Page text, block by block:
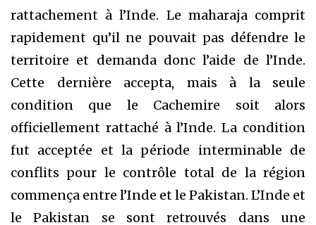
rattachement à l’Inde. Le maharaja comprit
rapidement qu’il ne pouvait pas défendre le
territoire et demanda donc l’aide de l’Inde.
Cette dernière accepta, mais à la seule
condition que le Cachemire soit alors
officiellement rattaché à l’Inde. La condition
fut acceptée et la période interminable de
conflits pour le contrôle total de la région
commença entre l’Inde et le Pakistan. L’Inde et
le Pakistan se sont retrouvés dans une